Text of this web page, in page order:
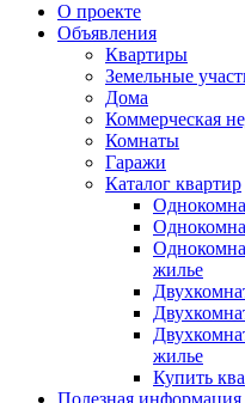
О проекте
Объявления
Квартиры
Земельные
Дома
Коммерческая
Комнаты
Гаражи
Каталог квартир
жилье
жилье
Купить
Полезная информация